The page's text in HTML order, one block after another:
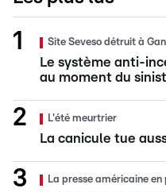
Site Seveso détruit à
Le système anti-
au moment du
L'été meurtrier
La canicule tue
La presse américaine en